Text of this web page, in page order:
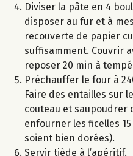
Diviser la pâte en 4
disposer au fur et à
recouverte de papier
suffisamment. Couvrir
reposer 20 min à
Préchauffer le four à
Faire des entailles sur
couteau et saupoudrer
enfourner les ficelles 15
soient bien dorées).
Servir tiède à l’apéritif.